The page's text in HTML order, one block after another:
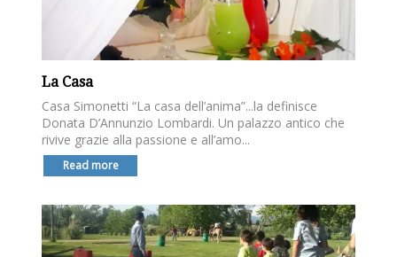
La Casa
Casa Simonetti “La casa dell’anima”...la definisce
Donata D’Annunzio Lombardi. Un palazzo antico che
rivive grazie alla passione e all’amo...
Read more